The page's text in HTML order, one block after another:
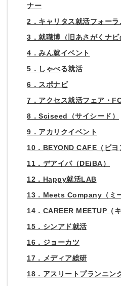
ナー
2．キャリタス就活フォーラ
3．就職博（旧あさがくナビ
4．みん就イベント
5．しゃべる就活
6．スポナビ
7．アクセス就活フェア・
8．Sciseed（サイシード）
9．アカリクイベント
10．BEYOND CAFE（ビヨ
11．デアイバ（DEiBA）
12．Happy就活LAB
13．Meets Company（ミ
14．CAREER MEETUP（
15．シンアド就活
16．ジョーカツ
17．メディア総研
18．アスリートプランニン